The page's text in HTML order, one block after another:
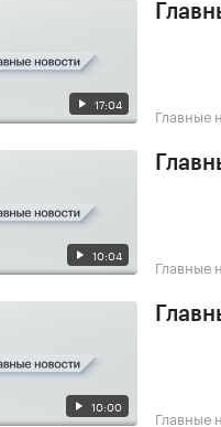
17:04 Главные
10:04 Главные
10:00 Главные